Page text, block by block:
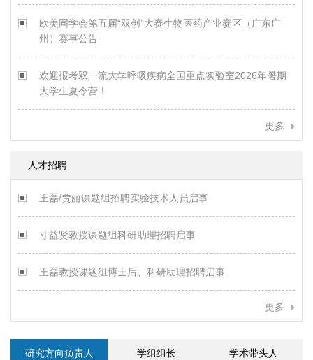
欧美同学会第五届“双创”大赛生物医药产业赛区（广东广
州）赛事公告
欢迎报考双一流大学呼吸疾病全国重点实验室2026年暑期
大学生夏令营！
更多
人才招聘
王磊/贾丽课题组招聘实验技术人员启事
寸益贤教授课题组科研助理招聘启事
王磊教授课题组博士后、科研助理招聘启事
更多
研究方向负责人 学组组长 学术带头人